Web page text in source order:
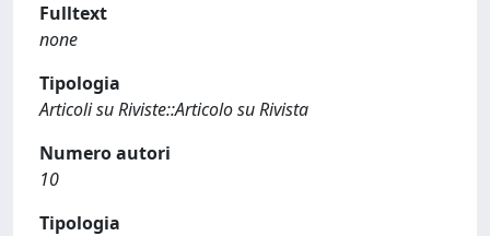
Fulltext
none
Tipologia
Articoli su Riviste::Articolo su Rivista
Numero autori
10
Tipologia